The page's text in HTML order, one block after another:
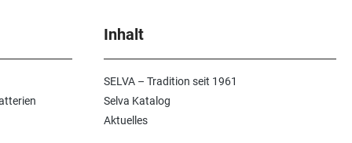
Inhalt
SELVA – Tradition seit 1961
Selva Katalog
Aktuelles